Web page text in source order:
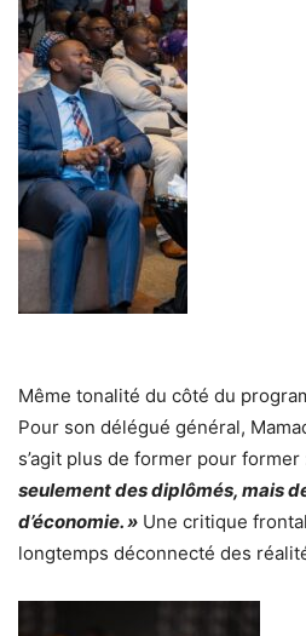
Même tonalité du côté du
Pour son délégué général,
s’agit plus de former pour former
seulement des diplômés, mais
d’économie. » Une critique
longtemps déconnecté des